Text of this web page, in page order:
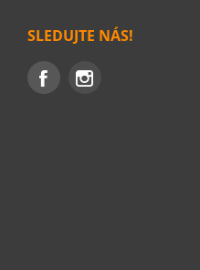
SLEDUJTE NÁS!